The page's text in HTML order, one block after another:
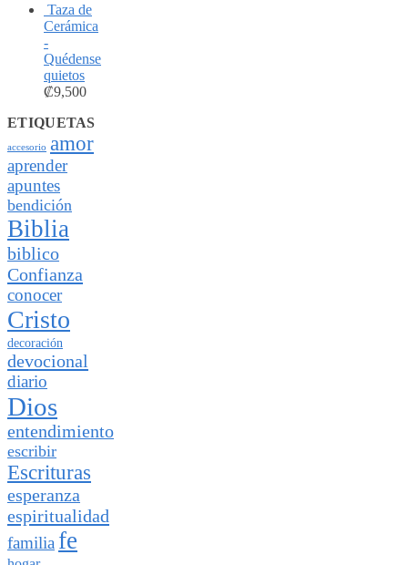
Taza de
Cerámica
-
Quédense
quietos
₡9,500
ETIQUETAS
accesorio amor
aprender
apuntes
bendición
Biblia
biblico
Confianza
conocer
Cristo
decoración
devocional
diario
Dios
entendimiento
escribir
Escrituras
esperanza
espiritualidad
familia fe